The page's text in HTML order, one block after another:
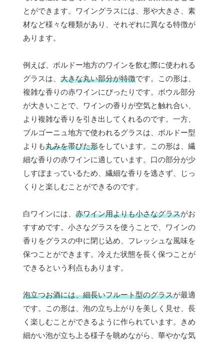
とができます。ワイングラスには、形や大きさ、素
材など様々な種類があり、それぞれに異なる特徴が
あります。
例えば、ボルドー地方のワインを飲む際に使われる
グラスは、 大きな丸い部分が特徴です。この形は、
複雑な香りの赤ワインにぴったりです。ボウル部分
が大きいことで、ワインの香りが空気と触れ合い、
より複雑な香りを引き出してくれるのです。一方、
ブルゴーニュ地方で使われるグラスは、ボルドー型
よりも丸みを帯びた形をしています。この形は、繊
細な香りの赤ワインに適しています。口の部分が少
しすぼまっているため、繊細な香りを逃さず、じっ
くりと楽しむことができるのです。
白ワインには、 赤ワイン用よりも小さなグラスがお
すすめです。小さなグラスを使うことで、ワインの
香りをグラスの中に閉じ込め、フレッシュな風味を
保つことができます。冷えた状態を長く保つことが
できるという利点もあります。
泡立つお酒には、細長いフルート型のグラスが最適
です。この形は、泡の立ち上がりを美しく見せ、長
く楽しむことができるように作られています。きめ
細かい泡が立ち上る様子を眺めながら、華やかな気